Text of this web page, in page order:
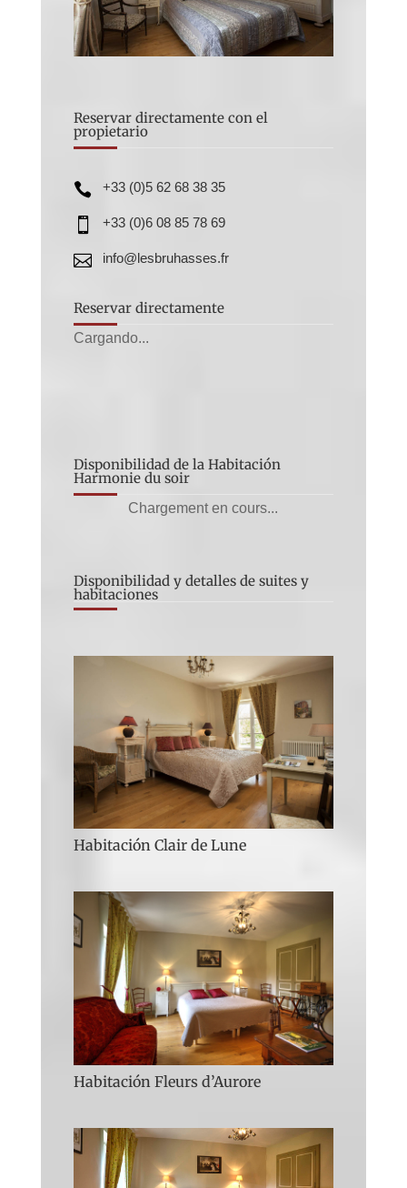
Reservar directamente con el
propietario
 +33 (0)5 62 68 38 35
 +33 (0)6 08 85 78 69
 info@lesbruhasses.fr
Reservar directamente
Cargando...
Disponibilidad de la Habitación
Harmonie du soir
Chargement en cours...
Disponibilidad y detalles de suites y
habitaciones
Habitación Clair de Lune
Habitación Fleurs d’Aurore